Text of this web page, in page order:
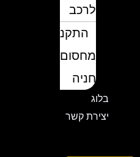
לרכב
התקנת
מחסום
חניה
יצירת קשר